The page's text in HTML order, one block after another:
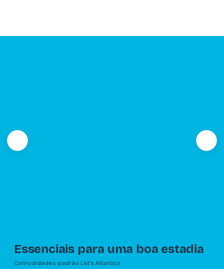
Essenciais para uma boa estadia
Comodidades padrão Let’s Atlantica